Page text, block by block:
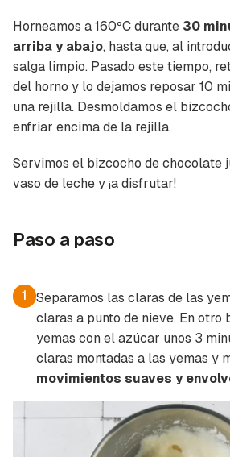
Horneamos a 160ºC durante 30
arriba y abajo, hasta que, al
salga limpio. Pasado este tiempo,
del horno y lo dejamos reposar 10
una rejilla. Desmoldamos el
enfriar encima de la rejilla.
Servimos el bizcocho de chocolate
vaso de leche y ¡a disfrutar!
Paso a paso
1
Separamos las claras de las
claras a punto de nieve. En otro
yemas con el azúcar unos 3
claras montadas a las yemas y
movimientos suaves y